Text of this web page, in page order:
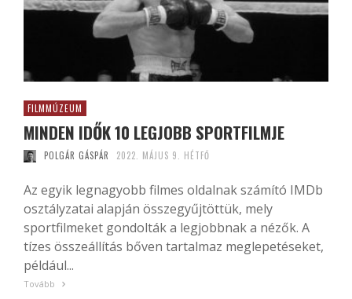
FILMMÚZEUM
MINDEN IDŐK 10 LEGJOBB SPORTFILMJE
POLGÁR GÁSPÁR 2022. MÁJUS 9. HÉTFŐ
Az egyik legnagyobb filmes oldalnak számító IMDb
osztályzatai alapján összegyűjtöttük, mely
sportfilmeket gondolták a legjobbnak a nézők. A
tízes összeállítás bőven tartalmaz meglepetéseket,
például...
Tovább